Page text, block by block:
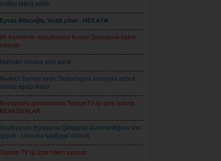
limitlər tətbiq edilib
Eyvaz Əlləzoğlu. Yeddi çinar - HEKAYƏ
Əli Kərimlinin mühafizəçisi Kənan Zeynalova hökm
oxunub
İslahatın ruhuna zidd qərar
Mərkəzi Bankın sədri: Dollarlaşma səviyyəsi ardıcıl
olaraq aşağı düşür
Beynəlxalq qurumlardan ToplumTV işi üzrə hökmə
REAKSİYALAR
Azərbaycan Rusiyanın Qafqazda dominantlığına son
qoyub - Ukrayna kəşfiyyat xidməti
Toplum TV işi üzrə hökm oxunub